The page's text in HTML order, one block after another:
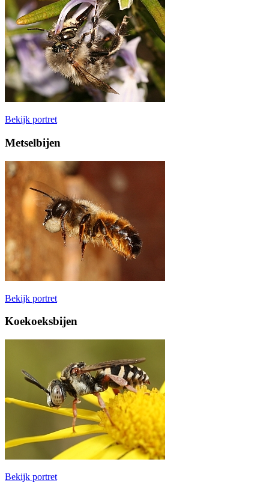
Bekijk portret
Metselbijen
Bekijk portret
Koekoeksbijen
Bekijk portret